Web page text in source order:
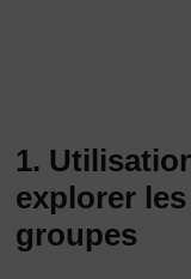
1.
explorer
groupes